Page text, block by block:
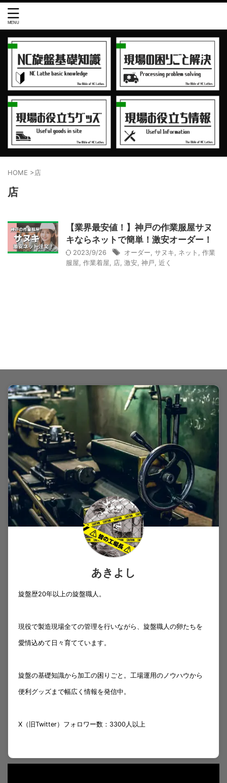
HOME >店
店
【業界最安値！】神戸の作業服屋サヌ
キならネットで簡単！激安オーダー！
2023/9/26 オーダー, サヌキ, ネット , 作業
服屋, 作業着屋, 店, 激安, 神戸, 近く
あきよし
旋盤歴20年以上の旋盤職人。
現役で製造現場全ての管理を行いながら、旋盤職人の卵たちを
愛情込めて日々育てています。
旋盤の基礎知識から加工の困りごと。工場運用のノウハウから
便利グッズまで幅広く情報を発信中。
X（旧Twitter）フォロワー数：3300人以上